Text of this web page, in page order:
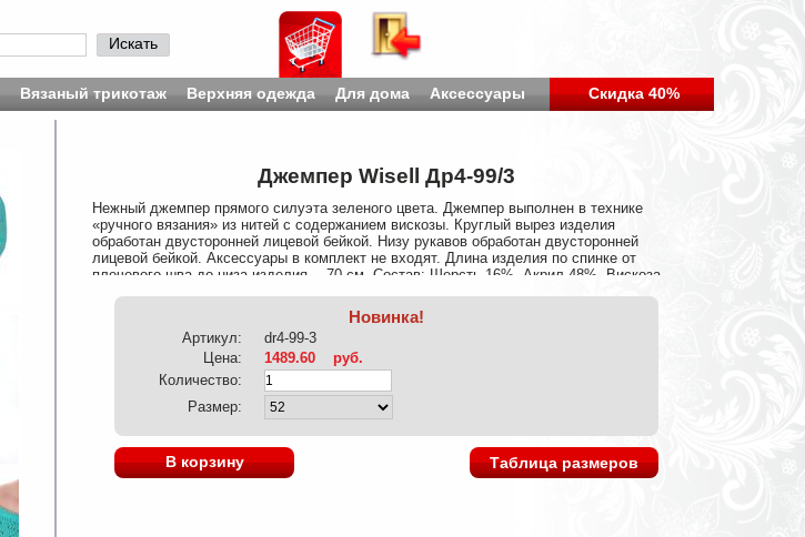
Искать
Вязаный трикотаж Верхняя одежда Для дома Аксессуары Скидка 40%
Джемпер Wisell Др4-99/3
Нежный джемпер прямого силуэта зеленого цвета. Джемпер выполнен в технике
«ручного вязания» из нитей с содержанием вискозы. Круглый вырез изделия
обработан двусторонней лицевой бейкой. Низу рукавов обработан двусторонней
лицевой бейкой. Аксессуары в комплект не входят. Длина изделия по спинке от
плечевого шва до низа изделия —70 см. Состав: Шерсть 16%, Акрил 48%, Вискоза
Новинка!
Артикул:
dr4-99-3
Цена:
1489.60
руб.
Количество:
Размер:
В корзину Таблица размеров